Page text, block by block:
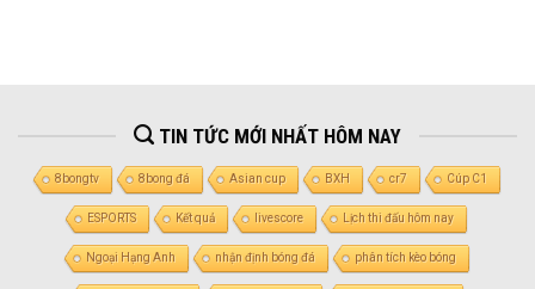
TIN TỨC MỚI NHẤT HÔM NAY
8bongtv 8bong đá Asian cup BXH cr7 Cúp C1
ESPORTS Kết quả livescore Lịch thi đấu hôm nay
Ngoại Hạng Anh nhận định bóng đá phân tích kèo bóng